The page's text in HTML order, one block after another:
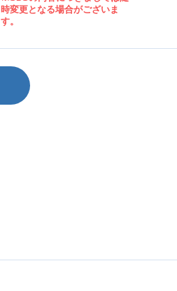
時変更となる場合がございま
す。
拠点一覧